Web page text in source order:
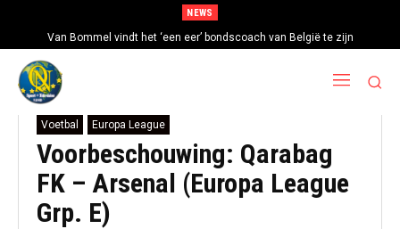
NEWS
Van Bommel vindt het ‘een eer’ bondscoach van België te zijn
Voetbal Europa League
Voorbeschouwing: Qarabag
FK – Arsenal (Europa League
Grp. E)